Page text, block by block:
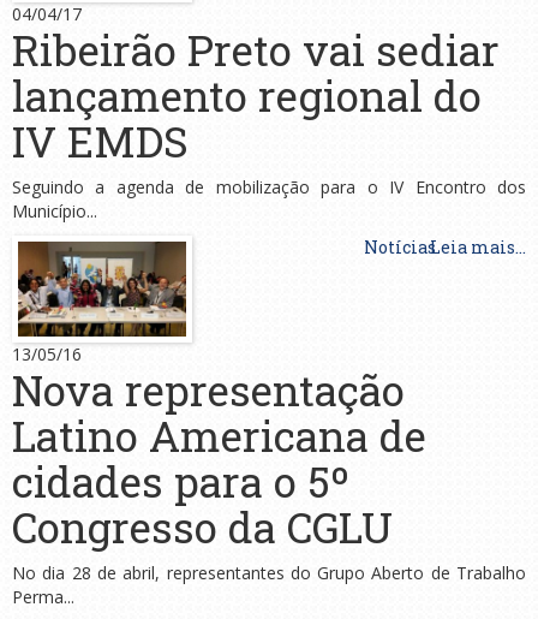
04/04/17
Ribeirão Preto vai sediar
lançamento regional do
IV EMDS
Seguindo a agenda de mobilização para o IV Encontro dos
Município...
NotíciasLeia mais...
13/05/16
Nova representação
Latino Americana de
cidades para o 5º
Congresso da CGLU
No dia 28 de abril, representantes do Grupo Aberto de Trabalho
Perma...